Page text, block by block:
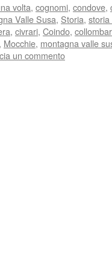
volta, cognomi, condove,
Valle Susa, Storia, storia
, civrari, Coindo,
, Mocchie, montagna valle
un commento